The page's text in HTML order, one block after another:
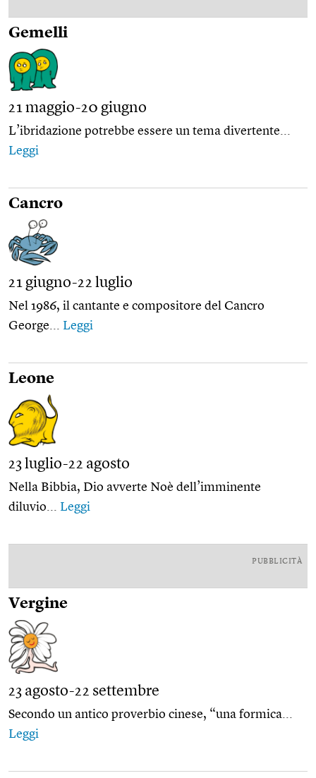
Gemelli
21 maggio-20 giugno
L’ibridazione potrebbe essere un tema divertente...
Leggi
Cancro
21 giugno-22 luglio
Nel 1986, il cantante e compositore del Cancro
George... Leggi
Leone
23 luglio-22 agosto
Nella Bibbia, Dio avverte Noè dell’imminente
diluvio... Leggi
PUBBLICITÀ
Vergine
23 agosto-22 settembre
Secondo un antico proverbio cinese, “una formica...
Leggi